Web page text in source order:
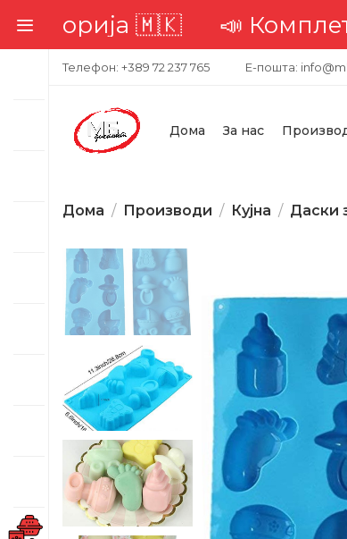
Комплетна достава низ
Телефон: +389 72 237 765 Е-пошта:
Дома За нас
Дома Производи Кујна Даски